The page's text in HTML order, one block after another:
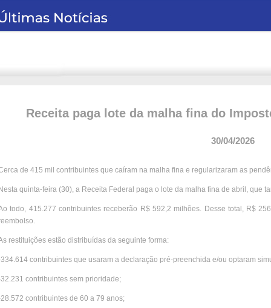
Receita paga lote da malha fina do
30/04/2026
de 415 mil contribuintes que caíram na malha fina e regularizaram as
quinta-feira (30), a Receita Federal paga o lote da malha fina de abril, que
todo, 415.277 contribuintes receberão R$ 592,2 milhões. Desse total, R$
restituições estão distribuídas da seguinte forma:
contribuintes que usaram a declaração pré-preenchida e/ou optaram
contribuintes sem prioridade;
contribuintes de 60 a 79 anos;